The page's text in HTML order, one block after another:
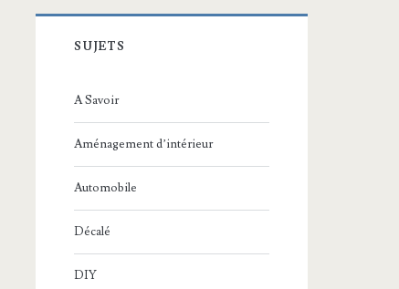
SUJETS
A Savoir
Aménagement d’intérieur
Automobile
Décalé
DIY